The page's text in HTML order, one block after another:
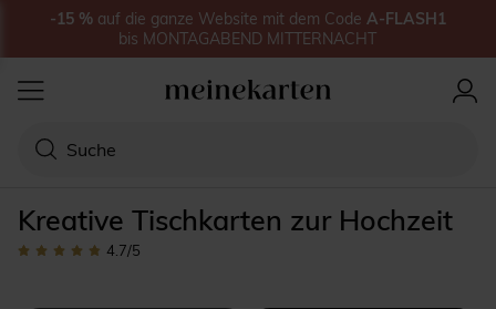
Kreative Tischkarten zur Hochzeit
4.7/5
-15 % auf die ganze Website mit dem Code A-FLASH1
bis MONTAGABEND MITTERNACHT